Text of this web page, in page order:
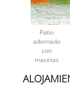
Patio
adornado
con
macetas